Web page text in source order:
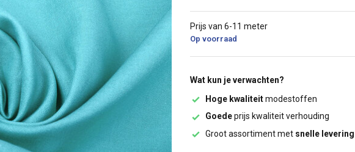
Prijs van 6-11 meter
Op voorraad
Wat kun je verwachten?
Hoge kwaliteitmodestoffen
Goedeprijs kwaliteit verhouding
Groot assortiment met snelle levering